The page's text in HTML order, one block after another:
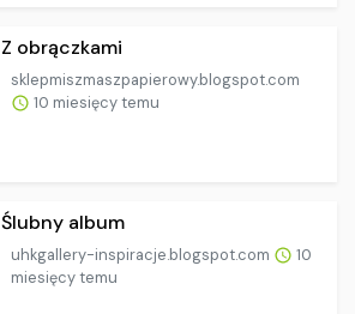
Z obrączkami
sklepmiszmaszpapierowy.blogspot.com
10 miesięcy temu
Ślubny album
uhkgallery-inspiracje.blogspot.com
10
miesięcy temu